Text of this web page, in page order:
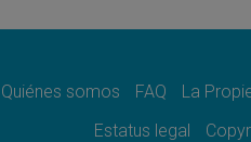
noticia para todo
León XIV: La
Quiénes somos FAQ La
Estatus legal